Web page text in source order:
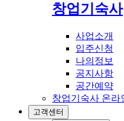
창업기숙사
사업소개
입주신청
나의정보
공지사항
공간예약
창업기숙사 온라
고객센터